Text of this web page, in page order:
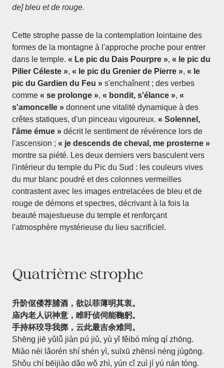
de] bleu et de rouge.
Cette strophe passe de la contemplation lointaine des
formes de la montagne à l'approche proche pour entrer
dans le temple. « Le pic du Dais Pourpre », « le pic du
Pilier Céleste », « le pic du Grenier de Pierre », « le
pic du Gardien du Feu » s'enchaînent ; des verbes
comme « se prolonge », « bondit, s'élance », «
s'amoncelle » donnent une vitalité dynamique à des
crêtes statiques, d'un pinceau vigoureux. « Solennel,
l'âme émue » décrit le sentiment de révérence lors de
l'ascension ; « je descends de cheval, me prosterne »
montre sa piété. Les deux derniers vers basculent vers
l'intérieur du temple du Pic du Sud : les couleurs vives
du mur blanc poudré et des colonnes vermeilles
contrastent avec les images entrelacées de bleu et de
rouge de démons et spectres, décrivant à la fois la
beauté majestueuse du temple et renforçant
l'atmosphère mystérieuse du lieu sacrificiel.
Quatrième strophe
升阶伛偻荐脯酒，欲以菲薄明其衷。
庙内老人识神意，睢盱侦伺能鞠躬。
手持杯珓导我掷，云此最吉余难同。
Shēng jiē yǔlǚ jiàn pú jiǔ, yù yǐ fěibó míng qí zhōng.
Miào nèi lǎorén shí shén yì, suīxū zhēnsì néng júgōng.
Shǒu chí bēijiào dǎo wǒ zhì, yún cǐ zuì jí yú nán tóng.